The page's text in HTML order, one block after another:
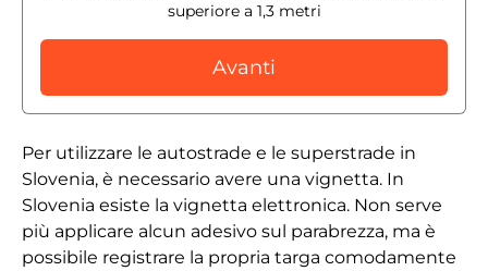
Per utilizzare le autostrade e le superstrade in
Slovenia, è necessario avere una vignetta. In
Slovenia esiste la vignetta elettronica. Non serve
più applicare alcun adesivo sul parabrezza, ma è
possibile registrare la propria targa comodamente
superiore a 1,3 metri
Avanti